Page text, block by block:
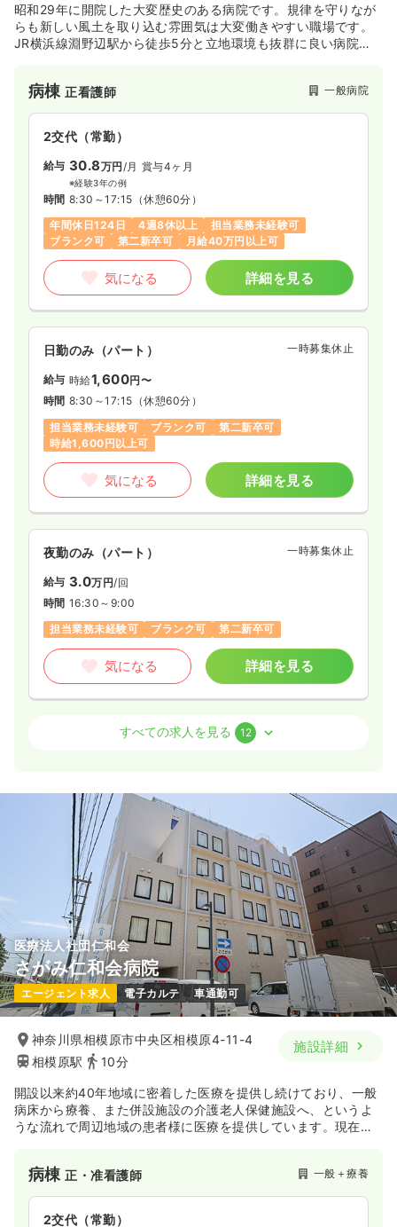
月給28万円以上可
気になる 詳細を見る
昭和29年に開院した大変歴史のある病院です。規律を守りなが
らも新しい風土を取り込む雰囲気は大変働きやすい職場です。
JR横浜線淵野辺駅から徒歩5分と立地環境も抜群に良い病院で
病棟正看護師 一般病院
2交代（常勤）
給与 30.8万円 /月 賞与4ヶ月
※経験3年の例
時間 8:30～17:15 （休憩60分）
年間休日124日
4週8休以上
担当業務未経験可
ブランク可
第二新卒可 月給40万円以上可
気になる 詳細を見る
日勤のみ（パート） 一時募集休止
給与 時給1,600円〜
時間 8:30～17:15 （休憩60分）
担当業務未経験可
ブランク可
第二新卒可
時給1,600円以上可
気になる 詳細を見る
夜勤のみ（パート） 一時募集休止
給与 3.0万円/回
時間 16:30～9:00
担当業務未経験可
ブランク可 第二新卒可
気になる 詳細を見る
お問い合わせください
8:45～17:30
4週8休以上
ブランク可
気になる 詳細を見る
日勤のみ（パート）
給与 お問い合わせください
時間 8:45～17:30
気になる
病棟 助産師 一般病院
日勤のみ（常勤） 一時募集休止
給与 お問い合わせください
時間 8:30～17:00
すべての求人を見る 12
医療法人社団仁和会
さがみ仁和会病院
エージェント求人 電子カルテ 車通勤可
神奈川県相模原市中央区相模原4-11-4
相模原駅
10分
施設詳細
開設以来約40年地域に密着した医療を提供し続けており、一般
病床から療養、また併設施設の介護老人保健施設へ、というよ
うな流れで周辺地域の患者様に医療を提供しています。現在、
病棟正・准看護師 一般＋療養
2交代（常勤）